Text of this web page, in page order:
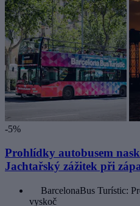
-5%
Prohlídky autobusem
Jachtařský zážitek při
BarcelonaBus Turístic:
vyskoč